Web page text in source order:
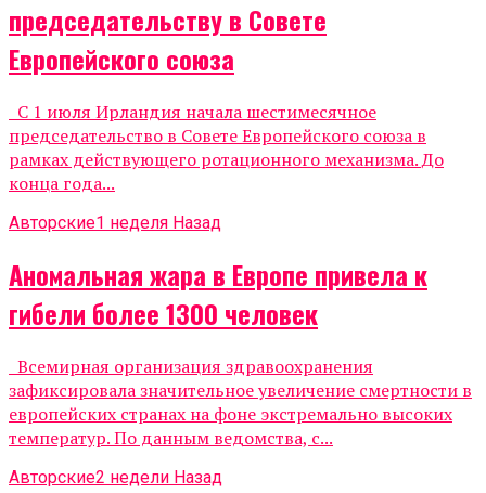
председательству в Совете
Европейского союза
С 1 июля Ирландия начала шестимесячное
председательство в Совете Европейского союза в
рамках действующего ротационного механизма. До
конца года...
Авторские1 неделя Назад
Аномальная жара в Европе привела к
гибели более 1300 человек
Всемирная организация здравоохранения
зафиксировала значительное увеличение смертности в
европейских странах на фоне экстремально высоких
температур. По данным ведомства, с...
Авторские2 недели Назад